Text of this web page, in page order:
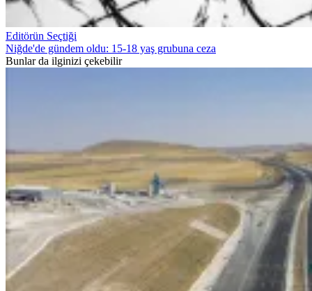
Editörün Seçtiği
Niğde'de gündem oldu: 15-18 yaş grubuna ceza
Bunlar da ilginizi çekebilir